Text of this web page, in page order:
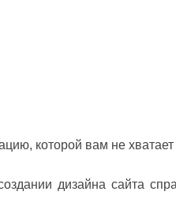
которой вам не
дизайна сайта